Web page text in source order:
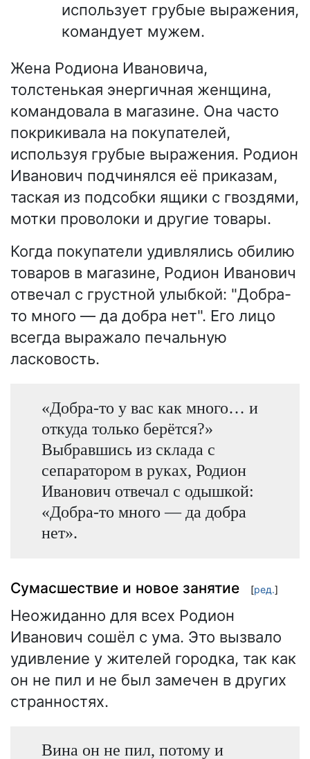
использует грубые выражения,
командует мужем.
Жена Родиона Ивановича,
толстенькая энергичная женщина,
командовала в магазине. Она часто
покрикивала на покупателей,
используя грубые выражения. Родион
Иванович подчинялся её приказам,
таская из подсобки ящики с гвоздями,
мотки проволоки и другие товары.
Когда покупатели удивлялись обилию
товаров в магазине, Родион Иванович
отвечал с грустной улыбкой: "Добра-
то много — да добра нет". Его лицо
всегда выражало печальную
ласковость.
«Добра-то у вас как много… и
откуда только берётся?»
Выбравшись из склада с
сепаратором в руках, Родион
Иванович отвечал с одышкой:
«Добра-то много — да добра
нет».
Сумасшествие и новое занятие [ред.]
Неожиданно для всех Родион
Иванович сошёл с ума. Это вызвало
удивление у жителей городка, так как
он не пил и не был замечен в других
странностях.
Вина он не пил, потому и